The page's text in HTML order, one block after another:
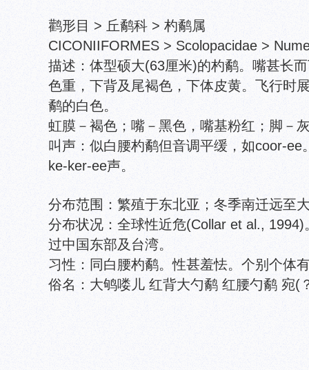
鹳形目 > 丘鹬科 > 杓鹬属
CICONIIFORMES > Scolopacidae >
描述：体型硕大(63厘米)的杓鹬。嘴甚长
色重，下背及尾褐色，下体皮黄。飞行时
鹬的白色。
虹膜－褐色；嘴－黑色，嘴基粉红；脚－
叫声：似白腰杓鹬但音调平缓，如coor-
ke-ker-ee声。
分布范围：繁殖于东北亚；冬季南迁远至
分布状况：全球性近危(Collar et al.,
过中国东部及台湾。
习性：同白腰杓鹬。性甚羞怯。个别个体
俗名：大鸲喽儿 红背大勺鹬 红腰勺鹬 宛(